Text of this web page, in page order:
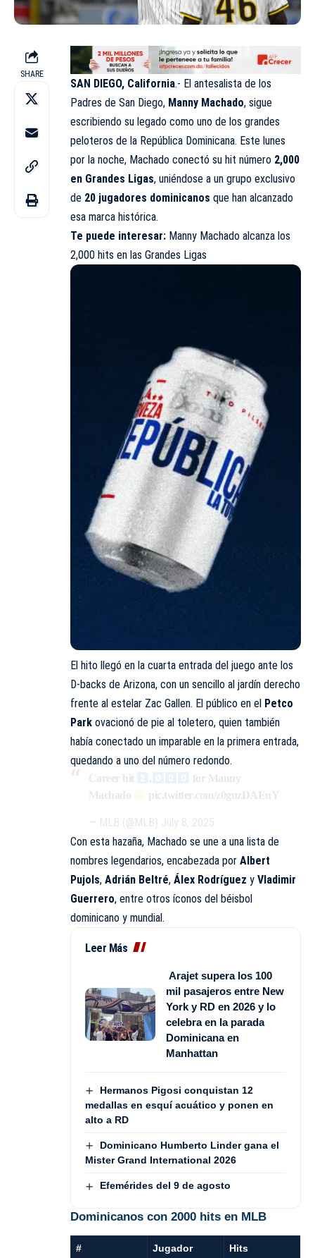
SHARE
SAN DIEGO, California.- El antesalista de los
Padres de San Diego, Manny Machado, sigue
escribiendo su legado como uno de los grandes
peloteros de la República Dominicana. Este lunes
por la noche, Machado conectó su hit número 2,000
en Grandes Ligas, uniéndose a un grupo exclusivo
de 20 jugadores dominicanos que han alcanzado
esa marca histórica.
Te puede interesar: Manny Machado alcanza los
2,000 hits en las Grandes Ligas
El hito llegó en la cuarta entrada del juego ante los
D-backs de Arizona, con un sencillo al jardín derecho
frente al estelar Zac Gallen. El público en el Petco
Park ovacionó de pie al toletero, quien también
había conectado un imparable en la primera entrada,
quedando a uno del número redondo.
Career hit ,
for Manny
Machado
pic.twitter.com/z0guzDAEuY
— MLB (@MLB) July 8, 2025
Con esta hazaña, Machado se une a una lista de
nombres legendarios, encabezada por Albert
Pujols, Adrián Beltré, Álex Rodríguez y Vladimir
Guerrero, entre otros íconos del béisbol
dominicano y mundial.
Leer Más
Arajet supera los 100
mil pasajeros entre New
York y RD en 2026 y lo
celebra en la parada
Dominicana en
Manhattan
Hermanos Pigosi conquistan 12
medallas en esquí acuático y ponen en
alto a RD
Dominicano Humberto Linder gana el
Mister Grand International 2026
Efemérides del 9 de agosto
Dominicanos con 2000 hits en MLB
# Jugador Hits